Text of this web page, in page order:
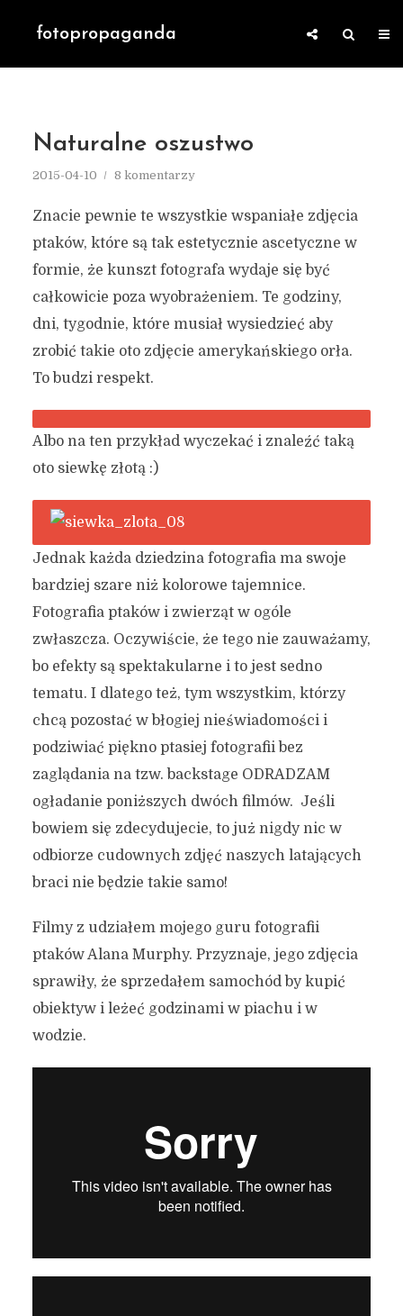
fotopropaganda
Naturalne oszustwo
2015-04-10 8 komentarzy
Znacie pewnie te wszystkie wspaniałe zdjęcia
ptaków, które są tak estetycznie ascetyczne w
formie, że kunszt fotografa wydaje się być
całkowicie poza wyobrażeniem. Te godziny,
dni, tygodnie, które musiał wysiedzieć aby
zrobić takie oto zdjęcie amerykańskiego orła.
To budzi respekt.
Albo na ten przykład wyczekać i znaleźć taką
oto siewkę złotą :)
Jednak każda dziedzina fotografia ma swoje
bardziej szare niż kolorowe tajemnice.
Fotografia ptaków i zwierząt w ogóle
zwłaszcza. Oczywiście, że tego nie zauważamy,
bo efekty są spektakularne i to jest sedno
tematu. I dlatego też, tym wszystkim, którzy
chcą pozostać w błogiej nieświadomości i
podziwiać piękno ptasiej fotografii bez
zaglądania na tzw. backstage ODRADZAM
ogładanie poniższych dwóch filmów. Jeśli
bowiem się zdecydujecie, to już nigdy nic w
odbiorze cudownych zdjęć naszych latających
braci nie będzie takie samo!
Filmy z udziałem mojego guru fotografii
ptaków Alana Murphy. Przyznaje, jego zdjęcia
sprawiły, że sprzedałem samochód by kupić
obiektyw i leżeć godzinami w piachu i w
wodzie.